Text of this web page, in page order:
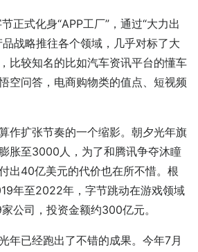
正式化身“APP工厂”，通过“大力出
战略推往各个领域，几乎对标了大
比较知名的比如汽车资讯平台的懂车
空问答，电商购物类的值点、短视频
作扩张节奏的一个缩影。朝夕光年旗
胀至3000人，为了和腾讯争夺沐瞳
出40亿美元的代价也在所不惜。根
年至2022年，字节跳动在游戏领域
公司，投资金额约300亿元。
年已经跑出了不错的成果。今年7月